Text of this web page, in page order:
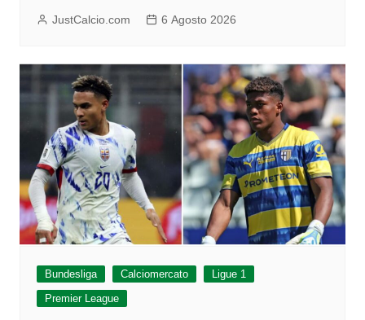
JustCalcio.com 6 Agosto 2026
Bundesliga Calciomercato
Ligue 1
Premier League